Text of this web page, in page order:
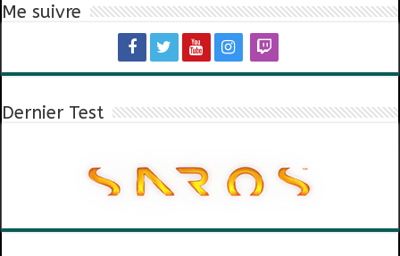
Me suivre
Dernier Test